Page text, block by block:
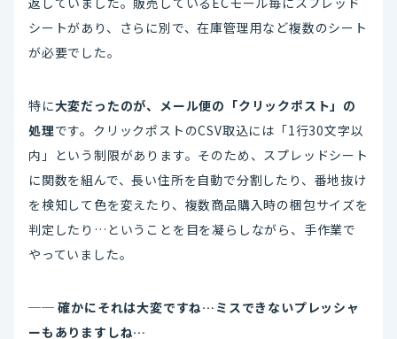
シートがあり、さらに別で、在庫管理用など複数のシート
が必要でした。
特に大変だったのが、メール便の「クリックポスト」の
処理です。クリックポストのCSV取込には「1行30文字以
内」という制限があります。そのため、スプレッドシート
に関数を組んで、長い住所を自動で分割したり、番地抜け
を検知して色を変えたり、複数商品購入時の梱包サイズを
判定したり…ということを目を凝らしながら、手作業で
やっていました。
── 確かにそれは大変ですね…ミスできないプレッシャ
ーもありますしね…